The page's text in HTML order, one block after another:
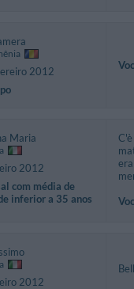
2012
Maria
2012
com média de
inferior a 35 anos
2012